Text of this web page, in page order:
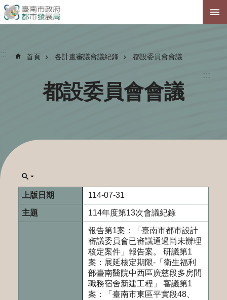
跳到主要內容區塊
:::
::: 首頁 各計畫審議會議紀錄 都設委員會會議
都設委員會會議
114-07-31
114年度第13次會議紀錄
報告第1案：「臺南市都市設計
審議委員會已審議通過尚未辦理
核定案件」報告案。 研議第1
案：展延核定期限-「衛生福利
部臺南醫院中西區廣慈段多房間
職務宿舍新建工程」 審議第1
案：「臺南市東區平實段48、